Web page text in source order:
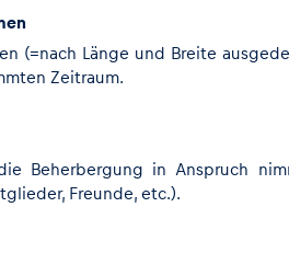
(=nach Länge und Breite
Zeitraum.
Beherbergung in Anspruch
Freunde, etc.).